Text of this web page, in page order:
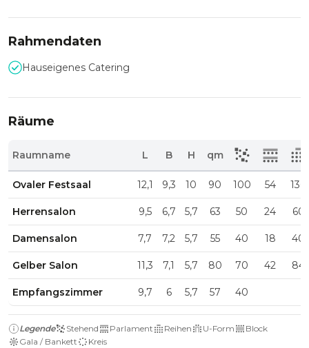
Rahmendaten
Hauseigenes Catering
Räume
Raumname L B H qm
Ovaler Festsaal 12,1 9,3 10 90 100 54 130
Herrensalon 9,5 6,7 5,7 63 50 24 60
Damensalon 7,7 7,2 5,7 55 40 18 40
Gelber Salon 11,3 7,1 5,7 80 70 42 84
Empfangszimmer 9,7 6 5,7 57 40
Legende Stehend Parlament Reihen U-Form
Block
Gala / Bankett
Kreis